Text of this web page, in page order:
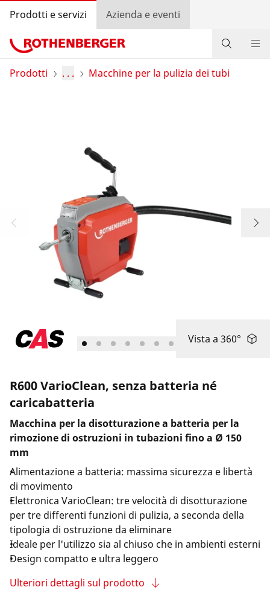
Prodotti e servizi Azienda e eventi
Prodotti
Accedi
Selezione del Paese
Azienda e eventi
Prodotti . . . Macchine per la pulizia dei tubi
Vista a 360°
R600 VarioClean, senza batteria né
caricabatteria
Macchina per la disotturazione a batteria per la
rimozione di ostruzioni in tubazioni fino a Ø 150
mm
Alimentazione a batteria: massima sicurezza e libertà
di movimento
Elettronica VarioClean: tre velocità di disotturazione
per tre differenti funzioni di pulizia, a seconda della
tipologia di ostruzione da eliminare
Ideale per l'utilizzo sia al chiuso che in ambienti esterni
Design compatto e ultra leggero
Ulteriori dettagli sul prodotto